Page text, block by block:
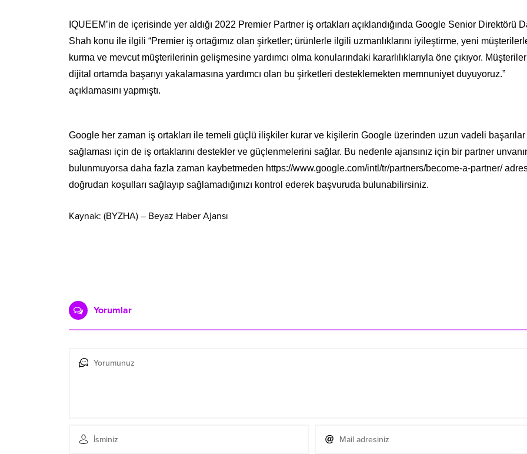
IQUEEM’in de içerisinde yer aldığı 2022 Premier Partner iş ortakları açıklandığında Google Senior Direktörü
Shah konu ile ilgili “Premier iş ortağımız olan şirketler; ürünlerle ilgili uzmanlıklarını iyileştirme, yeni
kurma ve mevcut müşterilerinin gelişmesine yardımcı olma konularındaki kararlılıklarıyla öne çıkıyor.
dijital ortamda başarıyı yakalamasına yardımcı olan bu şirketleri desteklemekten memnuniyet duyuyoruz.”
açıklamasını yapmıştı.
Google her zaman iş ortakları ile temeli güçlü ilişkiler kurar ve kişilerin Google üzerinden uzun vadeli başarılar
sağlaması için de iş ortaklarını destekler ve güçlenmelerini sağlar. Bu nedenle ajansınız için bir partner
bulunmuyorsa daha fazla zaman kaybetmeden https://www.google.com/intl/tr/partners/become-a-partner/
doğrudan koşulları sağlayıp sağlamadığınızı kontrol ederek başvuruda bulunabilirsiniz.
Kaynak: (BYZHA) – Beyaz Haber Ajansı
Yorumlar